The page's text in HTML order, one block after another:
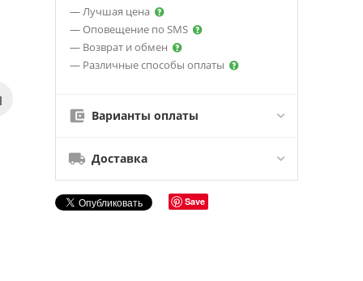
— Лучшая цена
— Оповещение по SMS
— Возврат и обмен
— Различные способы оплаты
Варианты оплаты
Доставка
Save